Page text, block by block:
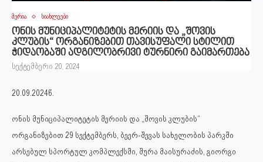
მერია სიახლეები
ონის მუნიციპალიტეტის მერიის და „შოვის
კლუბის“ ორგანიზებით თავისუფალი სტილით
ჭიდაობაში ადგილობრივი ტურნირი გაიმართება
სექტემბერი 20, 2024
20.09.2024წ.
ონის მუნიციპალიტეტის მერიის და „შოვის კლუბის“
ორგანიზებით 29 სექტემბერს, ბეერ-შევას სახელობის პარკში
არსებულ სპორტულ კომპლექსში, შურა მაისურაძის, გიორგი